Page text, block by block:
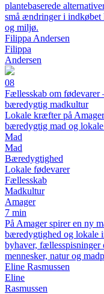
plantebaserede
små ændringer i indkøbet
og miljø.
Filippa Andersen
Filippa
Andersen
08
Fællesskab om fødevarer
bæredygtig madkultur
Lokale kræfter på
bæredygtig mad og
Mad
Mad
Bæredygtighed
Lokale fødevarer
Fællesskab
Madkultur
Amager
7 min
På Amager spirer en ny
bæredygtighed og lokale
byhaver, fællesspisninger
mennesker, natur og
Eline Rasmussen
Eline
Rasmussen